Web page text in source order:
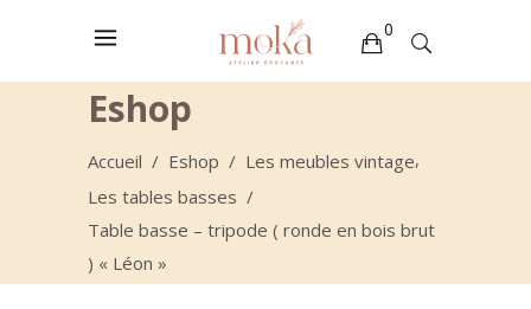
0
Votre sélection est vide
Eshop
Accueil / Eshop / Les meubles vintage,
Les tables basses /
Table basse – tripode ( ronde en bois brut
) « Léon »